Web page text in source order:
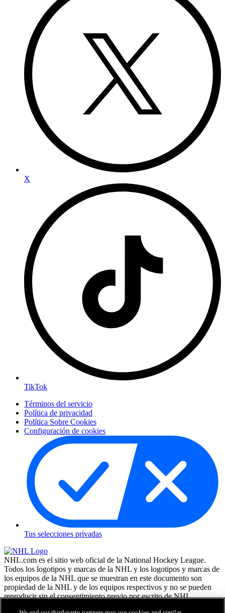
X
TikTok
Términos del servicio
Política de privacidad
Política Sobre Cookies
Configuración de cookies
Tus selecciones privadas
NHL.com es el sitio web oficial de la National Hockey League.
Todos los logotipos y marcas de la NHL y los logotipos y marcas de
los equipos de la NHL que se muestran en este documento son
propiedad de la NHL y de los equipos respectivos y no se pueden
reproducir sin el consentimiento previo por escrito de NHL